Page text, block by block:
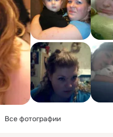
Все фотографии